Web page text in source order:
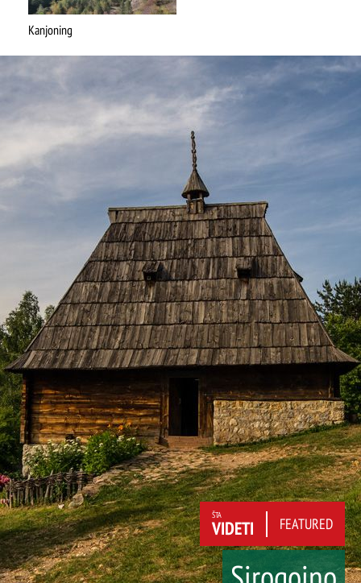
Kanjoning
ŠTA
VIDETI FEATURED